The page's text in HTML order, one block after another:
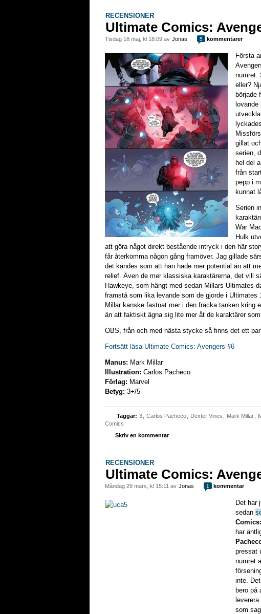
RECENSIONER
Ultimate Comics:
tisdag 18 maj, kl 18:09 av Jonas 5 kommentarer
Första
numret.
eller?
började
gillat
serien,
hel del
från
pepp i
kunnat
Serien
War
Hulk
att göra något direkt bestående intryck i den här
får återkomma någon gång framöver. Jag gillade
det kändes som att han hade mer potential än att
relief. Även de mer klassiska karaktärerna, det vill
Hawkeye, som hängt med sedan Millars Ultimates-
framstå som lika levande som de gjorde i
Millar kanske fastnat mer i den fräcka tanken kring
än att faktiskt ägna sig lite mer åt de karaktärer
OBS, från och med nästa stycke så finns det ett
Fortsätt läsa Ultimate Comics: Avengers #6
Manus: Mark Millar
Illustration: Carlos Pacheco
Förlag: Marvel
Betyg: 3+/5
Taggar: 3 Carlos Pacheco Dexter Vines Mark Millar
Comics
Skriv en kommentar
RECENSIONER
Ultimate Comics:
måndag 29 mars, kl 15:11 av Jonas 1 kommentar
Det har
sedan
har
pressat
numret
inte.
bero på
som